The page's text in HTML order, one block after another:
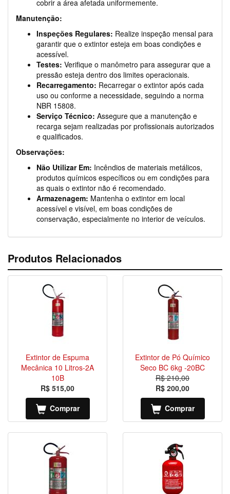
cobrir a área afetada uniformemente.
Manutenção:
Inspeções Regulares: Realize inspeção mensal para
garantir que o extintor esteja em boas condições e
acessível.
Testes: Verifique o manômetro para assegurar que a
pressão esteja dentro dos limites operacionais.
Recarregamento: Recarregar o extintor após cada
uso ou conforme a necessidade, seguindo a norma
NBR 15808.
Serviço Técnico: Assegure que a manutenção e
recarga sejam realizadas por profissionais autorizados
e qualificados.
Observações:
Não Utilizar Em: Incêndios de materiais metálicos,
produtos químicos específicos ou em condições para
as quais o extintor não é recomendado.
Armazenagem: Mantenha o extintor em local
acessível e visível, em boas condições de
conservação, especialmente no interior de veículos.
Produtos Relacionados
Extintor de Espuma
Mecânica 10 Litros-2A
10B
R$ 515,00
Comprar
Extintor de Pó Químico
Seco BC 6kg -20BC
R$ 210,00
R$ 200,00
Comprar